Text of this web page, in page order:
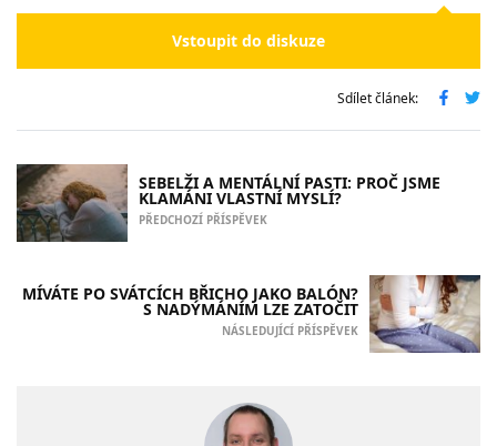
Vstoupit do diskuze
Sdílet článek:
SEBELŽI A MENTÁLNÍ PASTI: PROČ JSME
KLAMÁNI VLASTNÍ MYSLÍ?
PŘEDCHOZÍ PŘÍSPĚVEK
MÍVÁTE PO SVÁTCÍCH BŘICHO JAKO BALÓN?
S NADÝMÁNÍM LZE ZATOČIT
NÁSLEDUJÍCÍ PŘÍSPĚVEK